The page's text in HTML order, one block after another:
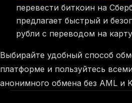
перевести биткоин на
предлагает быстрый и
рубли с переводом на
Выбирайте удобный способ
платформе и пользуйтесь
анонимного обмена без AML и